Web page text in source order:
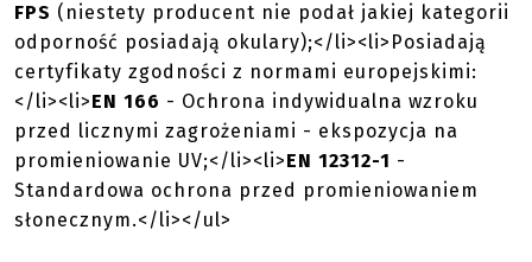
FPS (niestety producent nie podał jakiej kategorii
odporność posiadają okulary);</li><li>Posiadają
certyfikaty zgodności z normami europejskimi:
</li><li>EN 166 - Ochrona indywidualna wzroku
przed licznymi zagrożeniami - ekspozycja na
promieniowanie UV;</li><li>EN 12312-1 -
Standardowa ochrona przed promieniowaniem
słonecznym.</li></ul>